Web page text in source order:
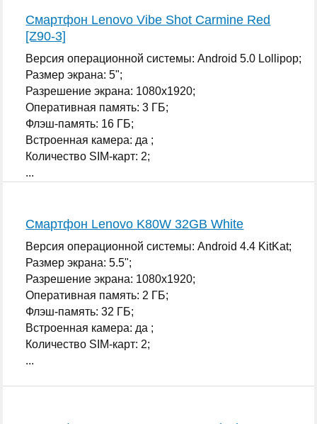
Смартфон Lenovo Vibe Shot Carmine Red
[Z90-3]
Версия операционной системы: Android 5.0 Lollipop;
Размер экрана: 5";
Разрешение экрана: 1080x1920;
Оперативная память: 3 ГБ;
Флэш-память: 16 ГБ;
Встроенная камера: да ;
Количество SIM-карт: 2;
...
Смартфон Lenovo K80W 32GB White
Версия операционной системы: Android 4.4 KitKat;
Размер экрана: 5.5";
Разрешение экрана: 1080x1920;
Оперативная память: 2 ГБ;
Флэш-память: 32 ГБ;
Встроенная камера: да ;
Количество SIM-карт: 2;
...